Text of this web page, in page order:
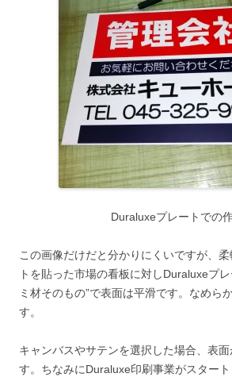
Duraluxeプレートでの
この画像だけだと分かりにくいですが、
トを貼った市場の看板に対しDuraluxeプ
ミ材そのもの”で表面は平滑です。なめら
す。
キャンバスやサテンを選択した場合、表
す。ちなみにDuraluxe印刷事業がスター